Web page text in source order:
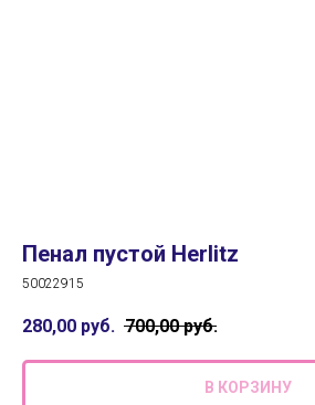
Пенал пустой Herlitz
50022915
280,00 руб. 700,00 руб.
В КОРЗИНУ